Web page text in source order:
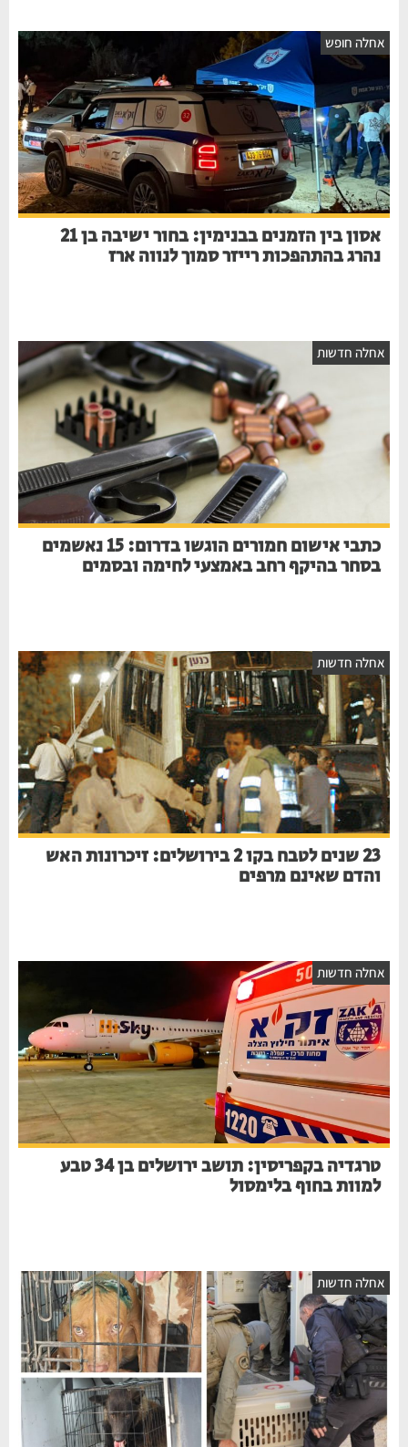
חופש
אסון בין הזמנים בבנימין: בחור ישיבה בן 21
נהרג בהתהפכות רייזר סמוך לנווה ארז
חדשות
כתבי אישום חמורים הוגשו בדרום: 15 נאשמים
בסחר בהיקף רחב באמצעי לחימה ובסמים
חדשות
23 שנים לטבח בקו 2 בירושלים: זיכרונות האש
והדם שאינם מרפים
חדשות
טרגדיה בקפריסין: תושב ירושלים בן 34 טבע
למוות בחוף בלימסול
חדשות